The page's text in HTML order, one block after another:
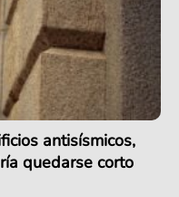
antisísmicos,
quedarse corto